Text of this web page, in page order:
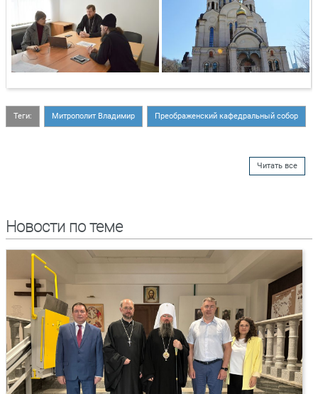
Теги: Митрополит Владимир Преображенский кафедральный собор
Читать все
Новости по теме